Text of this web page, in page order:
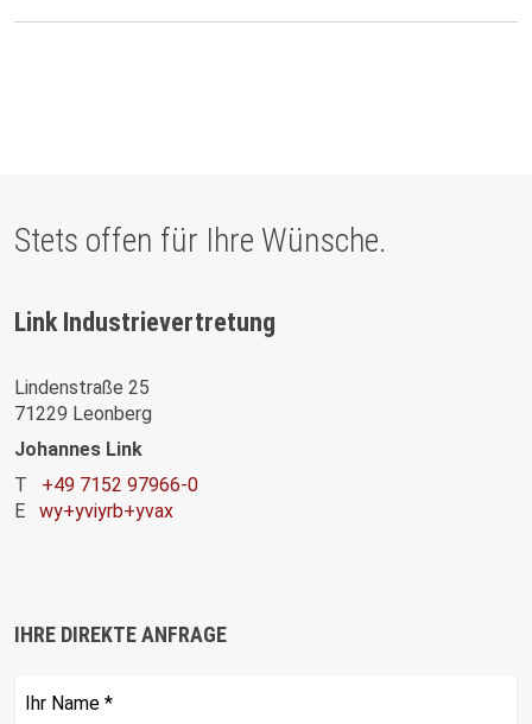
Stets offen für Ihre Wünsche.
Link Industrievertretung
Lindenstraße 25
71229 Leonberg
Johannes Link
T +49 7152 97966-0
E wy+yviyrb+yvax
IHRE DIREKTE ANFRAGE